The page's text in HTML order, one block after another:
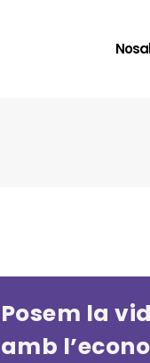
Posem la
amb